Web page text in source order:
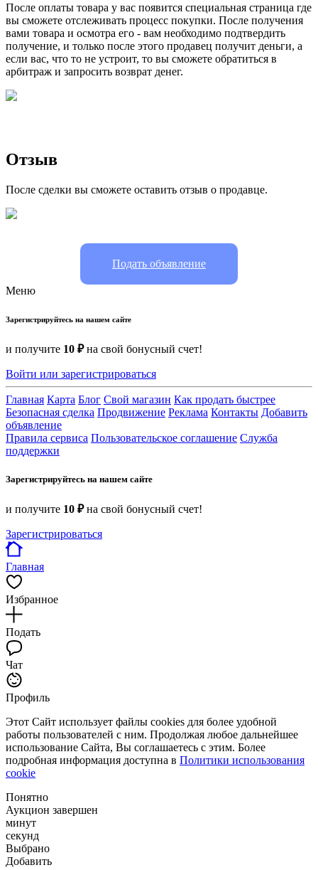
После оплаты товара у вас появится специальная страница где
вы сможете отслеживать процесс покупки. После получения
вами товара и осмотра его - вам необходимо подтвердить
получение, и только после этого продавец получит деньги, а
если вас, что то не устроит, то вы сможете обратиться в
арбитраж и запросить возврат денег.
Отзыв
После сделки вы сможете оставить отзыв о продавце.
Подать объявление
Меню
Зарегистрируйтесь на нашем сайте
и получите 10 ₽на свой бонусный счет!
Войти или зарегистрироваться
Главная Карта Блог Свой магазин Как продать быстрее
Безопасная сделка Продвижение Реклама Контакты Добавить
объявление
Правила сервиса Пользовательское соглашение Служба
поддержки
Зарегистрируйтесь на нашем сайте
и получите 10 ₽на свой бонусный счет!
Зарегистрироваться
Главная
Избранное
Подать
Чат
Профиль
Этот Сайт использует файлы cookies для более удобной
работы пользователей с ним. Продолжая любое дальнейшее
использование Сайта, Вы соглашаетесь с этим. Более
подробная информация доступна в Политики использования
cookie
Понятно
Аукцион завершен
минут
секунд
Выбрано
Добавить